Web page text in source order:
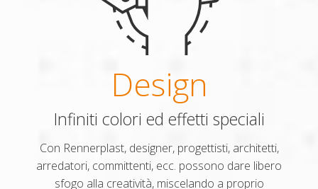
Design
Infiniti colori ed effetti speciali
Con Rennerplast, designer, progettisti, architetti,
arredatori, committenti, ecc. possono dare libero
sfogo alla creatività, miscelando a proprio